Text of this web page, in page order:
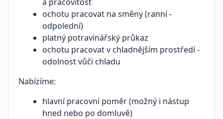
ochotu pracovat na směny (ranní -
odpolední)
platný potravinářský průkaz
ochotu pracovat v chladnějším prostředí -
odolnost vůči chladu
Nabízíme:
hlavní pracovní poměr (možný i nástup
hned nebo po domluvě)